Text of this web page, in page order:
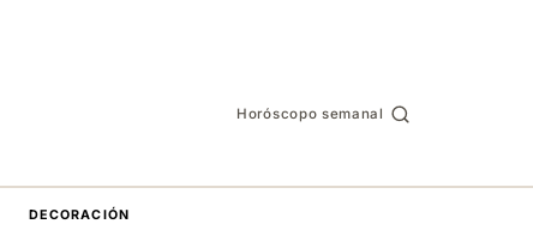
Horóscopo semanal
DECORACIÓN